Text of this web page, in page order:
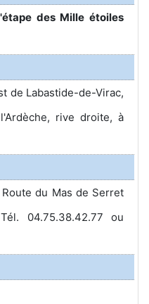
des Mille étoiles
de Labastide-de-Virac,
rive droite, à
du Mas de Serret
04.75.38.42.77 ou